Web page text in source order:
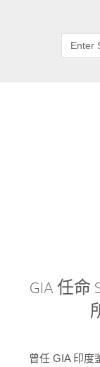
GIA 任命
曾任 GIA 印度